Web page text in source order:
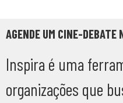
AGENDE UM CINE-DEBATE
Inspira é uma
organizações que